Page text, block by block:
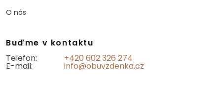
O nás
Buďme v kontaktu
Telefon:
+420 602 326 274
E-mail: info@obuvzdenka.cz